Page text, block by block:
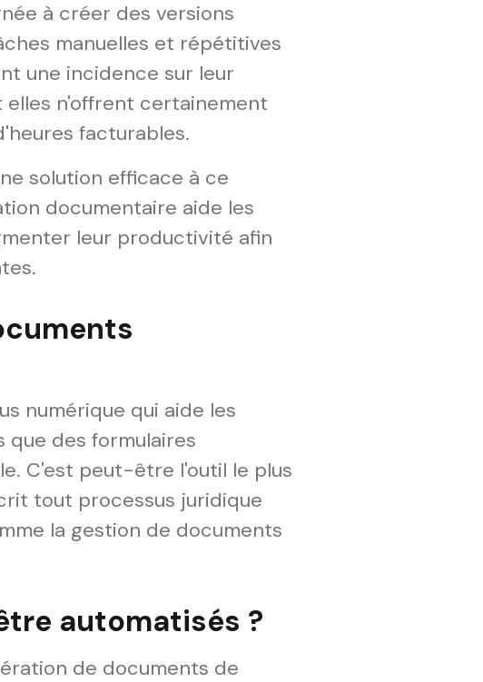
à créer des versions
manuelles et répétitives
une incidence sur leur
n'offrent certainement
facturables.
solution efficace à ce
documentaire aide les
leur productivité afin
numérique qui aide les
des formulaires
C'est peut-être l'outil le plus
tout processus juridique
la gestion de documents
automatisés ?
de documents de